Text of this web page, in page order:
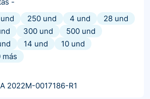
250 und 4 und
28 und
300 und
500 und
14 und
10 und
más
2022M-0017186-R1